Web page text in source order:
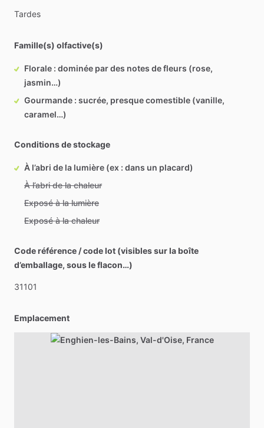
Tardes
Famille(s) olfactive(s)
Florale : dominée par des notes de fleurs (rose,
jasmin…)
Gourmande : sucrée, presque comestible (vanille,
caramel…)
Conditions de stockage
À l’abri de la lumière (ex : dans un placard)
À l’abri de la chaleur
Exposé à la lumière
Exposé à la chaleur
Code référence / code lot (visibles sur la boîte
d’emballage, sous le flacon…)
31101
Emplacement